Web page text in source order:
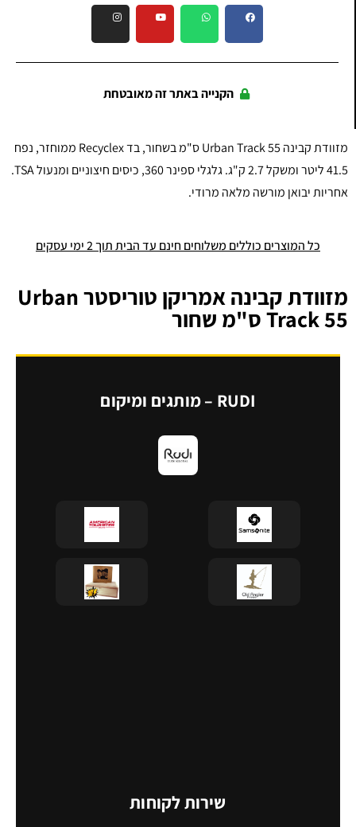
הקנייה באתר זה מאובטחת
מזוודת קבינה Urban Track 55 ס"מ בשחור, בד Recyclex ממוחזר, נפח
41.5 ליטר ומשקל 2.7 ק"ג. גלגלי ספינר 360, כיסים חיצוניים ומנעול TSA.
אחריות יבואן מורשה מלאה מרודי.
כל המוצרים כוללים משלוחים חינם עד הבית תוך 2 ימי עסקים
מזוודת קבינה אמריקן טוריסטר Urban
Track 55 ס"מ שחור
RUDI – מותגים ומיקום
שירות לקוחות